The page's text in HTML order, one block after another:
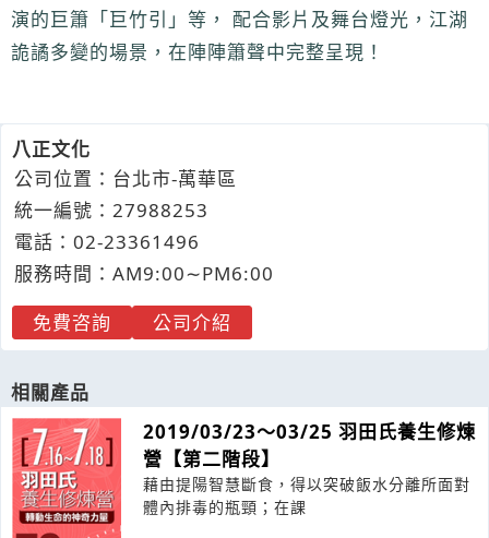
演的巨簫「巨竹引」等， 配合影片及舞台燈光，江湖
詭譎多變的場景，在陣陣簫聲中完整呈現！
八正文化
公司位置：台北市-萬華區
統一編號：27988253
電話： 02-23361496
服務時間：AM9:00∼PM6:00
免費咨詢
公司介紹
相關產品
2019/03/23～03/25 羽田氏養生修煉
營【第二階段】
藉由提陽智慧斷食，得以突破飯水分離所面對
體內排毒的瓶頸；在課